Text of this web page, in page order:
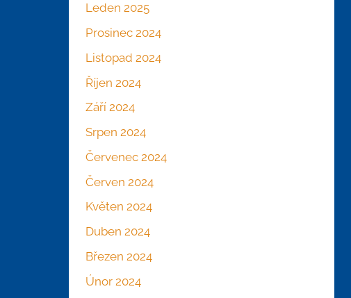
Leden 2025
Prosinec 2024
Listopad 2024
Říjen 2024
Září 2024
Srpen 2024
Červenec 2024
Červen 2024
Květen 2024
Duben 2024
Březen 2024
Únor 2024